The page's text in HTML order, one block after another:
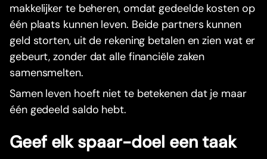
makkelijker te beheren, omdat gedeelde kosten op
één plaats kunnen leven. Beide partners kunnen
geld storten, uit de rekening betalen en zien wat er
gebeurt, zonder dat alle financiële zaken
samensmelten.
Samen leven hoeft niet te betekenen dat je maar
één gedeeld saldo hebt.
Geef elk spaar-doel een taak